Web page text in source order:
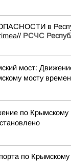
в
// РСЧС
мост:
мосту
по Крымскому
по